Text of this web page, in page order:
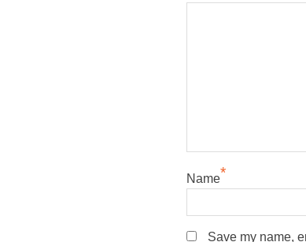
Name*
Save my name,